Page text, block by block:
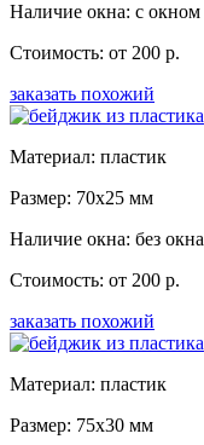
Наличие окна: с окном
Стоимость: от 200 р.
заказать похожий
Материал: пластик
Размер: 70x25 мм
Наличие окна: без окна
Стоимость: от 200 р.
заказать похожий
Материал: пластик
Размер: 75x30 мм